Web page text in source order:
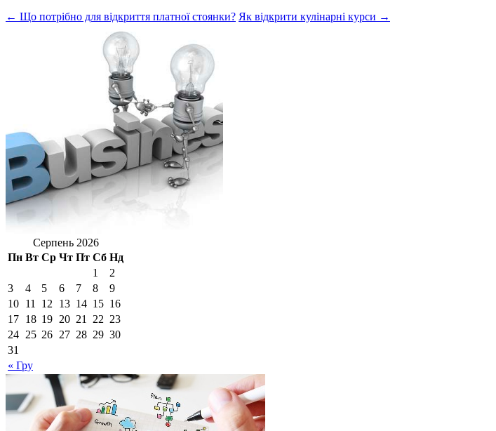
← Що потрібно для відкриття платної стоянки? Як відкрити кулінарні курси →
Серпень 2026
Пн Вт Ср Чт Пт Сб Нд
« Гру
1
2
3
4 5 6 7 8
9
10 11 12 13 14 15 16
17 18 19 20 21 22 23
24 25 26 27 28 29 30
31